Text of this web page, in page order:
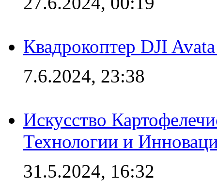
Квадрокоптер DJI
7.6.2024, 23:38
Искусство
Технологии и
31.5.2024, 16:32